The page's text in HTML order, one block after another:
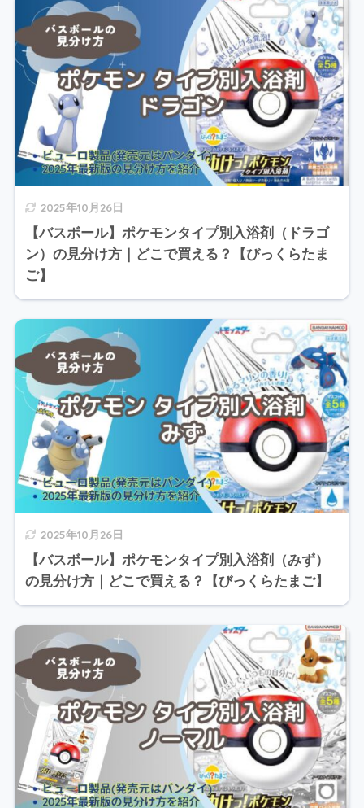
2025年10月26日
【バスボール】ポケモンタイプ別入浴剤（ドラゴ
ン）の見分け方｜どこで買える？【びっくらたま
ご】
2025年10月26日
【バスボール】ポケモンタイプ別入浴剤（みず）
の見分け方｜どこで買える？【びっくらたまご】